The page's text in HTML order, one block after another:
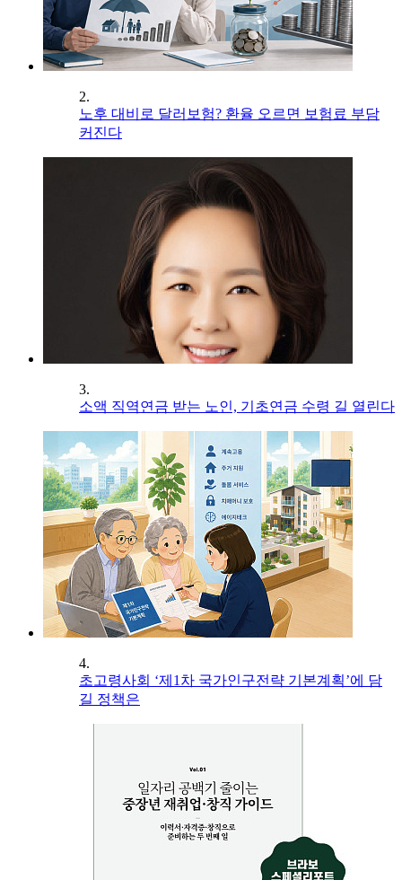
2.
노후 대비로 달러보험? 환율 오르면 보험료 부담
커진다
3.
소액 직역연금 받는 노인, 기초연금 수령 길 열린다
4.
초고령사회 ‘제1차 국가인구전략 기본계획’에 담
길 정책은